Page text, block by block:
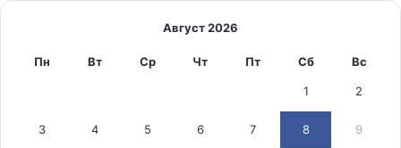
Август 2026
Пн Вт Ср Чт Пт Сб Вс
1 2
3 4 5 6 7 8 9